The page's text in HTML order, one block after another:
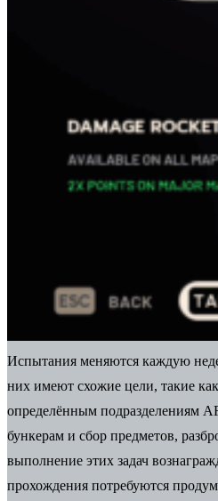
Испытания меняются каждую
них имеют схожие цели, такие
определённым подразделениям
бункерам и сбор предметов,
выполнение этих задач
прохождения потребуются